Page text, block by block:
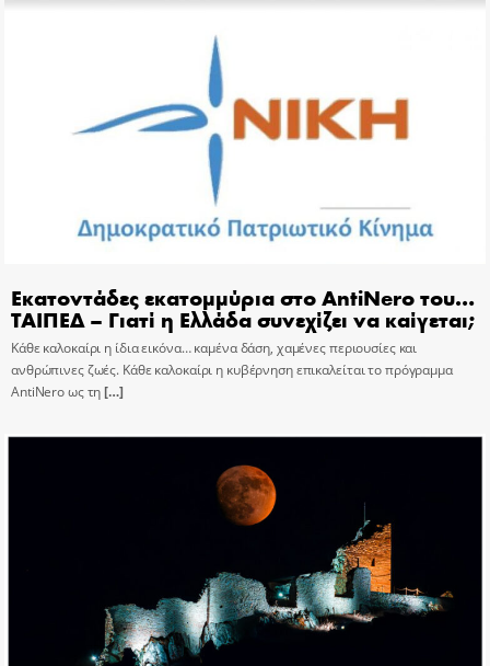
Εκατοντάδες εκατομμύρια στο AntiNero του…
ΤΑΙΠΕΔ – Γιατί η Ελλάδα συνεχίζει να καίγεται;
Κάθε καλοκαίρι η ίδια εικόνα… καμένα δάση, χαμένες περιουσίες και
ανθρώπινες ζωές. Κάθε καλοκαίρι η κυβέρνηση επικαλείται το πρόγραμμα
AntiNero ως τη[…]